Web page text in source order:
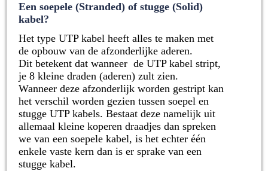
Een soepele (Stranded) of stugge (Solid)
kabel?
Het type UTP kabel heeft alles te maken met
de opbouw van de afzonderlijke aderen.
Dit betekent dat wanneer de UTP kabel stript,
je 8 kleine draden (aderen) zult zien.
Wanneer deze afzonderlijk worden gestript kan
het verschil worden gezien tussen soepel en
stugge UTP kabels. Bestaat deze namelijk uit
allemaal kleine koperen draadjes dan spreken
we van een soepele kabel, is het echter één
enkele vaste kern dan is er sprake van een
stugge kabel.